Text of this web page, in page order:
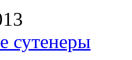
сутенеры